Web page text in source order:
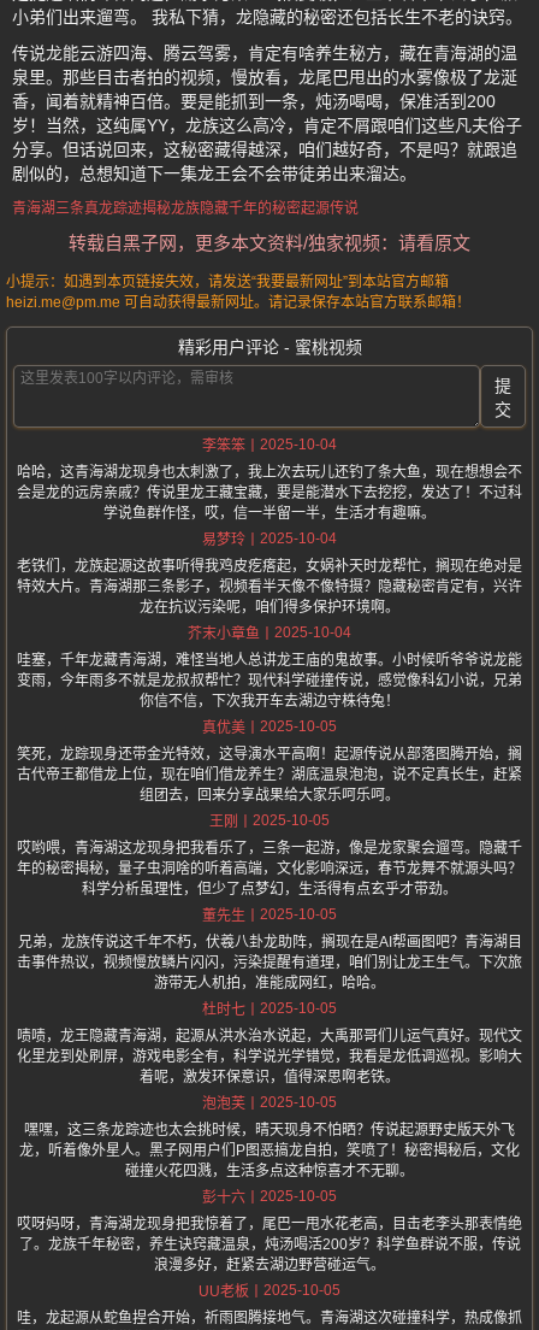
小弟们出来遛弯。 我私下猜，龙隐藏的秘密还包括长生不老的诀窍。
传说龙能云游四海、腾云驾雾，肯定有啥养生秘方，藏在青海湖的温
泉里。那些目击者拍的视频，慢放看，龙尾巴甩出的水雾像极了龙涎
香，闻着就精神百倍。要是能抓到一条，炖汤喝喝，保准活到200
岁！当然，这纯属YY，龙族这么高冷，肯定不屑跟咱们这些凡夫俗子
分享。但话说回来，这秘密藏得越深，咱们越好奇，不是吗？就跟追
剧似的，总想知道下一集龙王会不会带徒弟出来溜达。
青海湖三条真龙踪迹揭秘龙族隐藏千年的秘密起源传说
转载自黑子网，更多本文资料/独家视频：请看原文
小提示：如遇到本页链接失效，请发送“我要最新网址”到本站官方邮箱
heizi.me@pm.me 可自动获得最新网址。请记录保存本站官方联系邮箱！
精彩用户评论 - 蜜桃视频
提
交
李笨笨
2025-10-04
哈哈，这青海湖龙现身也太刺激了，我上次去玩儿还钓了条大鱼，现在想想会不
会是龙的远房亲戚？传说里龙王藏宝藏，要是能潜水下去挖挖，发达了！不过科
学说鱼群作怪，哎，信一半留一半，生活才有趣嘛。
易梦玲
2025-10-04
老铁们，龙族起源这故事听得我鸡皮疙瘩起，女娲补天时龙帮忙，搁现在绝对是
特效大片。青海湖那三条影子，视频看半天像不像特摄？隐藏秘密肯定有，兴许
龙在抗议污染呢，咱们得多保护环境啊。
芥末小章鱼
2025-10-04
哇塞，千年龙藏青海湖，难怪当地人总讲龙王庙的鬼故事。小时候听爷爷说龙能
变雨，今年雨多不就是龙叔叔帮忙？现代科学碰撞传说，感觉像科幻小说，兄弟
你信不信，下次我开车去湖边守株待兔！
真优美
2025-10-05
笑死，龙踪现身还带金光特效，这导演水平高啊！起源传说从部落图腾开始，搁
古代帝王都借龙上位，现在咱们借龙养生？湖底温泉泡泡，说不定真长生，赶紧
组团去，回来分享战果给大家乐呵乐呵。
王刚
2025-10-05
哎哟喂，青海湖这龙现身把我看乐了，三条一起游，像是龙家聚会遛弯。隐藏千
年的秘密揭秘，量子虫洞啥的听着高端，文化影响深远，春节龙舞不就源头吗？
科学分析虽理性，但少了点梦幻，生活得有点玄乎才带劲。
董先生
2025-10-05
兄弟，龙族传说这千年不朽，伏羲八卦龙助阵，搁现在是AI帮画图吧？青海湖目
击事件热议，视频慢放鳞片闪闪，污染提醒有道理，咱们别让龙王生气。下次旅
游带无人机拍，准能成网红，哈哈。
杜时七
2025-10-05
啧啧，龙王隐藏青海湖，起源从洪水治水说起，大禹那哥们儿运气真好。现代文
化里龙到处刷屏，游戏电影全有，科学说光学错觉，我看是龙低调巡视。影响大
着呢，激发环保意识，值得深思啊老铁。
泡泡芙
2025-10-05
嘿嘿，这三条龙踪迹也太会挑时候，晴天现身不怕晒？传说起源野史版天外飞
龙，听着像外星人。黑子网用户们P图恶搞龙自拍，笑喷了！秘密揭秘后，文化
碰撞火花四溅，生活多点这种惊喜才不无聊。
彭十六
2025-10-05
哎呀妈呀，青海湖龙现身把我惊着了，尾巴一甩水花老高，目击老李头那表情绝
了。龙族千年秘密，养生诀窍藏温泉，炖汤喝活200岁？科学鱼群说不服，传说
浪漫多好，赶紧去湖边野营碰运气。
UU老板
2025-10-05
哇，龙起源从蛇鱼捏合开始，祈雨图腾接地气。青海湖这次碰撞科学，热成像抓